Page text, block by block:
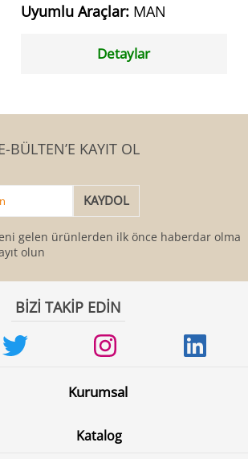
Uyumlu Araçlar: MAN
Detaylar
BÜLTEN’E KAYIT OL
gelen ürünlerden ilk önce haberdar olmak
olun
BİZİ TAKİP EDİN
Kurumsal
Katalog